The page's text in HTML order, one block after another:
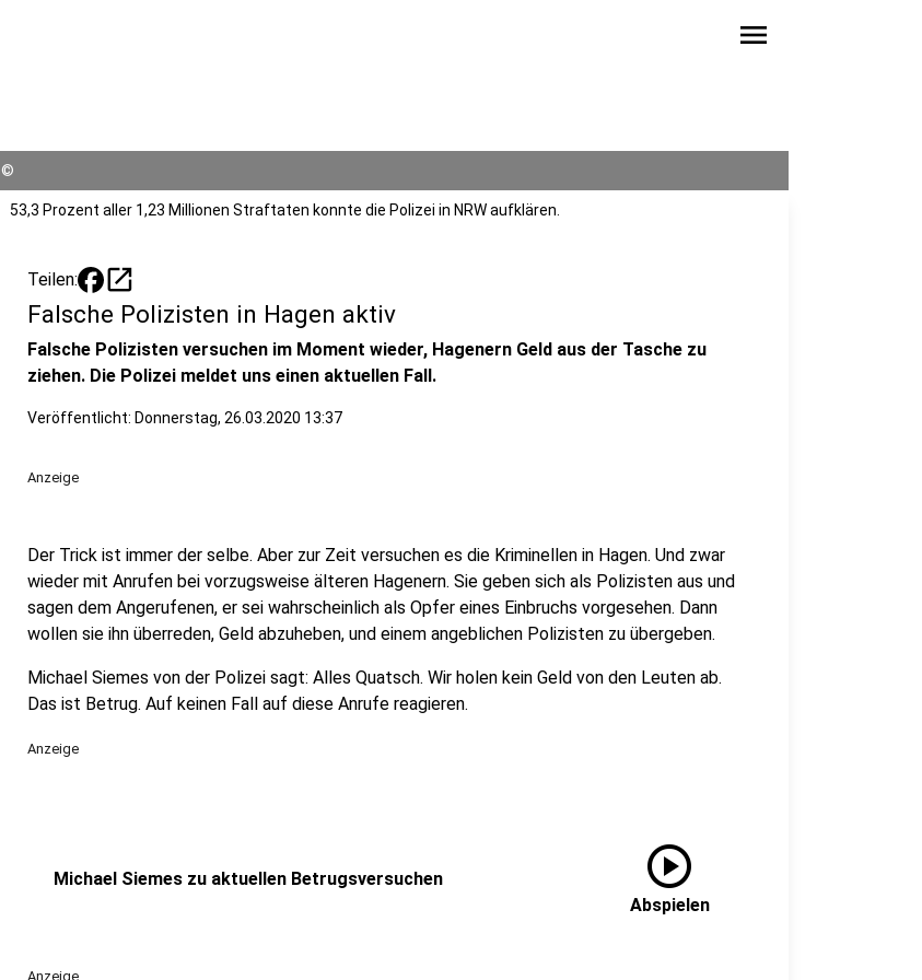
menu
©
53,3 Prozent aller 1,23 Millionen Straftaten konnte die Polizei in NRW aufklären.
Teilen: open_in_new
Falsche Polizisten in Hagen aktiv
Falsche Polizisten versuchen im Moment wieder, Hagenern Geld aus der Tasche zu
ziehen. Die Polizei meldet uns einen aktuellen Fall.
Veröffentlicht: Donnerstag, 26.03.2020 13:37
Anzeige
Der Trick ist immer der selbe. Aber zur Zeit versuchen es die Kriminellen in Hagen. Und zwar
wieder mit Anrufen bei vorzugsweise älteren Hagenern. Sie geben sich als Polizisten aus und
sagen dem Angerufenen, er sei wahrscheinlich als Opfer eines Einbruchs vorgesehen. Dann
wollen sie ihn überreden, Geld abzuheben, und einem angeblichen Polizisten zu übergeben.
Michael Siemes von der Polizei sagt: Alles Quatsch. Wir holen kein Geld von den Leuten ab.
Das ist Betrug. Auf keinen Fall auf diese Anrufe reagieren.
Anzeige
Michael Siemes zu aktuellen Betrugsversuchen play_circle
Abspielen
Anzeige